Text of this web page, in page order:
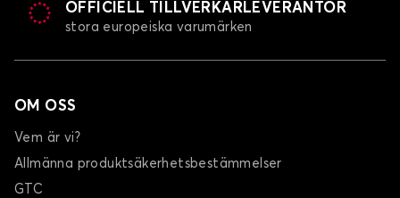
OFFICIELL TILLVERKARLEVERANTÖR
stora europeiska varumärken
OM OSS
Vem är vi?
Allmänna produktsäkerhetsbestämmelser
GTC